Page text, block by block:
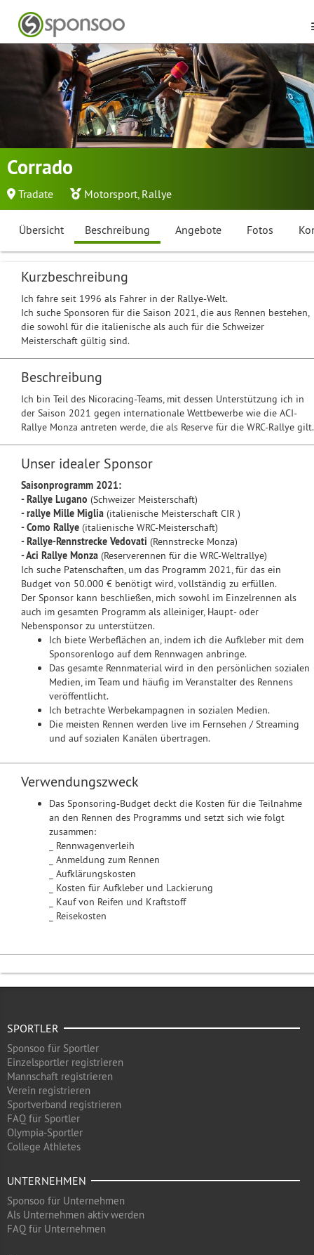
Corrado
Tradate Motorsport, Rallye
Übersicht Beschreibung Angebote Fotos
Kurzbeschreibung
Ich fahre seit 1996 als Fahrer in der Rallye-Welt.
Ich suche Sponsoren für die Saison 2021, die aus Rennen bestehen,
die sowohl für die italienische als auch für die Schweizer
Meisterschaft gültig sind.
Beschreibung
Ich bin Teil des Nicoracing-Teams, mit dessen Unterstützung ich in
der Saison 2021 gegen internationale Wettbewerbe wie die ACI-
Rallye Monza antreten werde, die als Reserve für die WRC-Rallye gilt.
Unser idealer Sponsor
Saisonprogramm 2021:
- Rallye Lugano (Schweizer Meisterschaft)
- rallye Mille Miglia (italienische Meisterschaft CIR )
- Como Rallye (italienische WRC-Meisterschaft)
- Rallye-Rennstrecke Vedovati (Rennstrecke Monza)
- Aci Rallye Monza (Reserverennen für die WRC-Weltrallye)
Ich suche Patenschaften, um das Programm 2021, für das ein
Budget von 50.000 € benötigt wird, vollständig zu erfüllen.
Der Sponsor kann beschließen, mich sowohl im Einzelrennen als
auch im gesamten Programm als alleiniger, Haupt- oder
Nebensponsor zu unterstützen.
Ich biete Werbeflächen an, indem ich die Aufkleber mit dem
Sponsorenlogo auf dem Rennwagen anbringe.
Das gesamte Rennmaterial wird in den persönlichen sozialen
Medien, im Team und häufig im Veranstalter des Rennens
veröffentlicht.
Ich betrachte Werbekampagnen in sozialen Medien.
Die meisten Rennen werden live im Fernsehen / Streaming
und auf sozialen Kanälen übertragen.
Verwendungszweck
Das Sponsoring-Budget deckt die Kosten für die Teilnahme
an den Rennen des Programms und setzt sich wie folgt
zusammen:
_ Rennwagenverleih
_ Anmeldung zum Rennen
_ Aufklärungskosten
_ Kosten für Aufkleber und Lackierung
_ Kauf von Reifen und Kraftstoff
_ Reisekosten
SPORTLER
Sponsoo für Sportler
Einzelsportler registrieren
Mannschaft registrieren
Verein registrieren
Sportverband registrieren
FAQ für Sportler
Olympia-Sportler
College Athletes
UNTERNEHMEN
Sponsoo für Unternehmen
Als Unternehmen aktiv werden
FAQ für Unternehmen